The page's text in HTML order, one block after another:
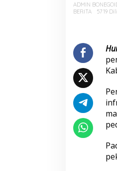
ADMIN
BERITA
5719